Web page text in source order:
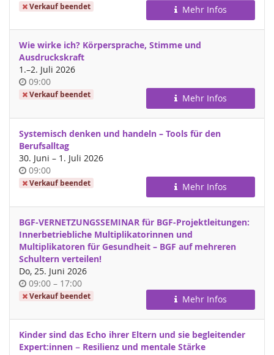
Verkauf beendet Mehr Infos
Wie wirke ich? Körpersprache, Stimme und
Ausdruckskraft
1.–bis
2. Juli 2026
Uhrzeit
09:00
Verkauf beendet Mehr Infos
Systemisch denken und handeln – Tools für den
Berufsalltag
30. Juni –bis1. Juli 2026
Uhrzeit
09:00
Verkauf beendet Mehr Infos
BGF-VERNETZUNGSSEMINAR für BGF-Projektleitungen:
Innerbetriebliche Multiplikatorinnen und
Multiplikatoren für Gesundheit – BGF auf mehreren
Schultern verteilen!
Do, 25. Juni 2026
Uhrzeit
09:00 –bis
17:00
Verkauf beendet Mehr Infos
Kinder sind das Echo ihrer Eltern und sie begleitender
Expert:innen − Resilienz und mentale Stärke